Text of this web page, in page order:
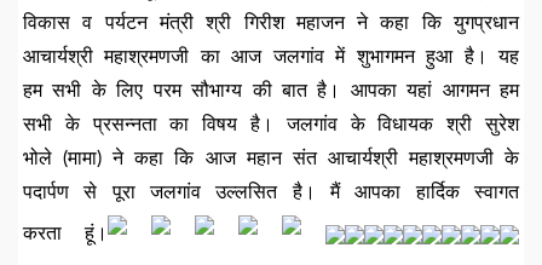
विकास व पर्यटन मंत्री श्री गिरीश महाजन ने कहा कि युगप्रधान
आचार्यश्री महाश्रमणजी का आज जलगांव में शुभागमन हुआ है। यह
हम सभी के लिए परम सौभाग्य की बात है। आपका यहां आगमन हम
सभी के प्रसन्नता का विषय है। जलगांव के विधायक श्री सुरेश
भोले (मामा) ने कहा कि आज महान संत आचार्यश्री महाश्रमणजी के
पदार्पण से पूरा जलगांव उल्लसित है। मैं आपका हार्दिक स्वागत
करता हूं।